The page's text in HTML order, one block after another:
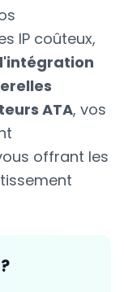
IP coûteux,
ATA, vos
offrant les